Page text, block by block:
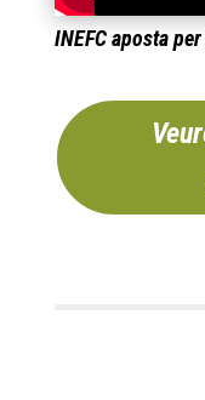
INEFC aposta